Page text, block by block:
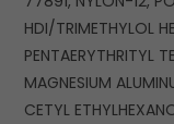
HDI/TRIMETHYLOL
PENTAERYTHRITYL
MAGNESIUM
CETYL